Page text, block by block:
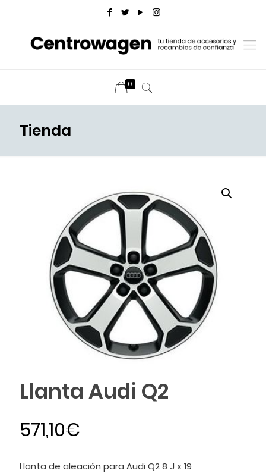
0
Tienda
Llanta Audi Q2
571,10€
Llanta de aleación para Audi Q2 8 J x 19